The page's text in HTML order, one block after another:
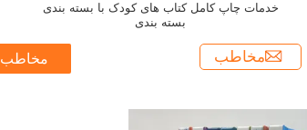
مخاطب
خدمات چاپ کامل کتاب های کودک با بسته بندی
بسته بندی
مخاطب